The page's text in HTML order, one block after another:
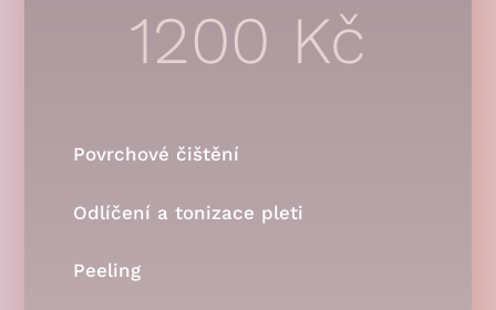
1200 Kč
Povrchové čištění
Odlíčení a tonizace pleti
Peeling